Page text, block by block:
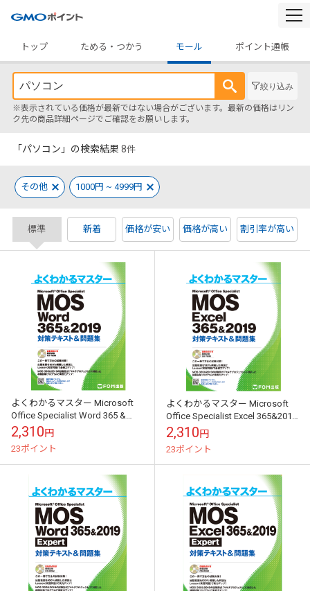
トップ
ためる・つかう モール ポイント通帳
絞り込み
※表示されている価格が最新ではない場合がございます。最新の価格はリン
ク先の商品詳細ページでご確認をお願いします。
「パソコン」の検索結果 8件
その他 1000円 ~ 4999円
標準 新着 価格が安い 価格が高い 割引率が高い
よくわかるマスター Microsoft
Office Specialist Word 365 &
2019 対策テキスト & 問題...
2,310円
23ポイント
よくわかるマスター Microsoft
Office Specialist Excel 365&2019
対策テキスト&問題集
2,310円
23ポイント